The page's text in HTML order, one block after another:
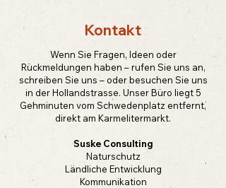
Kontakt
Wenn Sie Fragen, Ideen oder
Rückmeldungen haben – rufen Sie uns an,
schreiben Sie uns – oder besuchen Sie uns
in der Hollandstrasse. Unser Büro liegt 5
Gehminuten vom Schwedenplatz entfernt,
direkt am Karmelitermarkt.
Suske Consulting
Naturschutz
Ländliche Entwicklung
Kommunikation